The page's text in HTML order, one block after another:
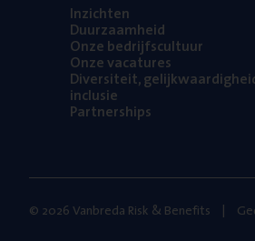
Inzich­ten
Duur­zaam­heid
Onze bedrijfs­cul­tuur
Onze vaca­tu­res
Diver­si­teit,
inclusie
Part­ner­ships
© 2026 Vanbreda Risk & Benefits